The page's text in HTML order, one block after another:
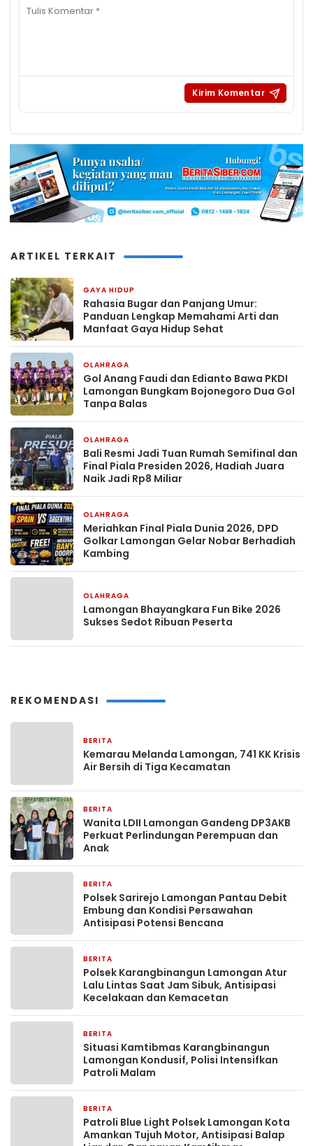
ARTIKEL TERKAIT
GAYA HIDUP
Rahasia Bugar dan Panjang Umur:
Panduan Lengkap Memahami Arti dan
Manfaat Gaya Hidup Sehat
OLAHRAGA
Gol Anang Faudi dan Edianto Bawa PKDI
Lamongan Bungkam Bojonegoro Dua Gol
Tanpa Balas
OLAHRAGA
Bali Resmi Jadi Tuan Rumah Semifinal dan
Final Piala Presiden 2026, Hadiah Juara
Naik Jadi Rp8 Miliar
OLAHRAGA
Meriahkan Final Piala Dunia 2026, DPD
Golkar Lamongan Gelar Nobar Berhadiah
Kambing
OLAHRAGA
Lamongan Bhayangkara Fun Bike 2026
Sukses Sedot Ribuan Peserta
REKOMENDASI
BERITA
Kemarau Melanda Lamongan, 741 KK Krisis
Air Bersih di Tiga Kecamatan
BERITA
Wanita LDII Lamongan Gandeng DP3AKB
Perkuat Perlindungan Perempuan dan
Anak
BERITA
Polsek Sarirejo Lamongan Pantau Debit
Embung dan Kondisi Persawahan
Antisipasi Potensi Bencana
BERITA
Polsek Karangbinangun Lamongan Atur
Lalu Lintas Saat Jam Sibuk, Antisipasi
Kecelakaan dan Kemacetan
BERITA
Situasi Kamtibmas Karangbinangun
Lamongan Kondusif, Polisi Intensifkan
Patroli Malam
BERITA
Patroli Blue Light Polsek Lamongan Kota
Amankan Tujuh Motor, Antisipasi Balap